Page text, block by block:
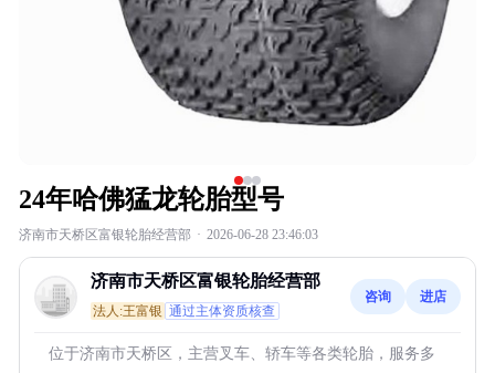
24年哈佛猛龙轮胎型号
济南市天桥区富银轮胎经营部 · 2026-06-28 23:46:03
济南市天桥区富银轮胎经营部
法人:王富银 通过主体资质核查
咨询 进店
位于济南市天桥区，主营叉车、轿车等各类轮胎，服务多